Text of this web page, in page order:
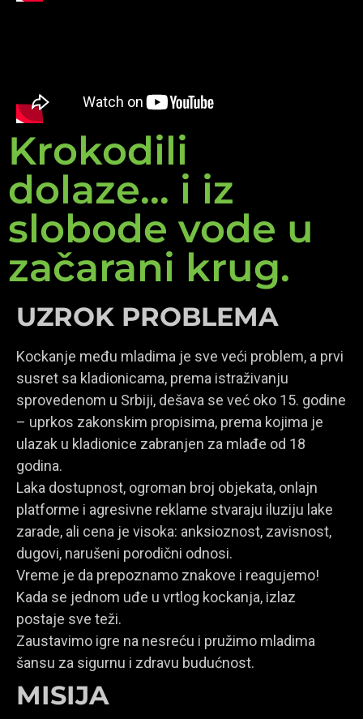
Krokodili
dolaze... i iz
slobode vode u
začarani krug.
UZROK PROBLEMA
Kockanje među mladima je sve veći problem, a prvi
susret sa kladionicama, prema istraživanju
sprovedenom u Srbiji, dešava se već oko 15. godine
– uprkos zakonskim propisima, prema kojima je
ulazak u kladionice zabranjen za mlađe od 18
godina.
Laka dostupnost, ogroman broj objekata, onlajn
platforme i agresivne reklame stvaraju iluziju lake
zarade, ali cena je visoka: anksioznost, zavisnost,
dugovi, narušeni porodični odnosi.
Vreme je da prepoznamo znakove i reagujemo!
Kada se jednom uđe u vrtlog kockanja, izlaz
postaje sve teži.
Zaustavimo igre na nesreću i pružimo mladima
šansu za sigurnu i zdravu budućnost.
MISIJA